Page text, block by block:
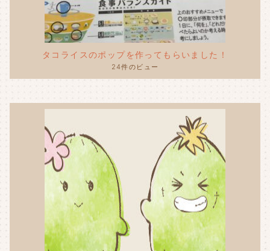
タコライスのポップを作ってもらいました！
24件のビュー